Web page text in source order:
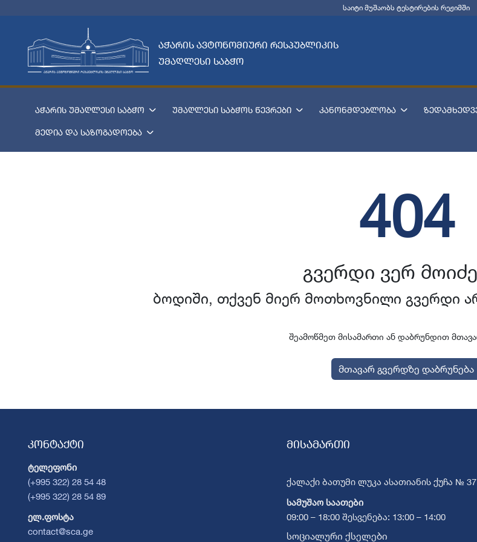
საიტი მუშაობს ტესტირების რეჟიმში
აჭარის ავტონომიური რესპუბლიკის
უმაღლესი საბჭო
აჭარის უმაღლესი საბჭო უმაღლესი საბჭოს წევრები კანონმდებლობა
მედია და საზოგადოება
404
გვერდი ვერ
ბოდიში, თქვენ მიერ მოთხოვნილი გვერდი
შეამოწმეთ მისამართი ან დაბრუნდით
მთავარ გვერდზე დაბრუნება
კონტაქტი
ტელეფონი
(+995 322) 28 54 48
(+995 322) 28 54 89
ელ.ფოსტა
contact@sca.ge
მისამართი
ქალაქი ბათუმი ლუკა ასათიანის ქუჩა № 37
სამუშაო საათები
09:00 – 18:00 შესვენება: 13:00 – 14:00
სოციალური ქსელები